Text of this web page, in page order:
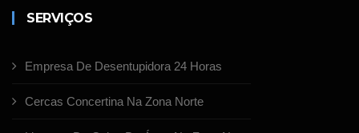
SERVIÇOS
Empresa De Desentupidora 24 Horas
Cercas Concertina Na Zona Norte